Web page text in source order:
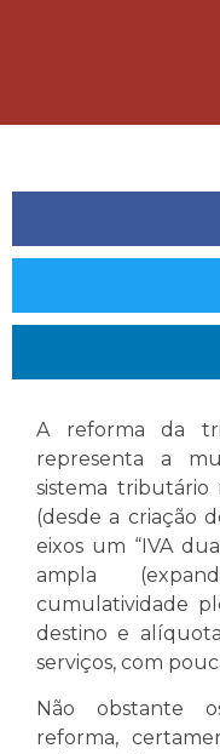
A reforma da
representa a
sistema tributário
(desde a criação
eixos um “IVA
ampla
cumulatividade
destino e
serviços, com
Não obstante
reforma,